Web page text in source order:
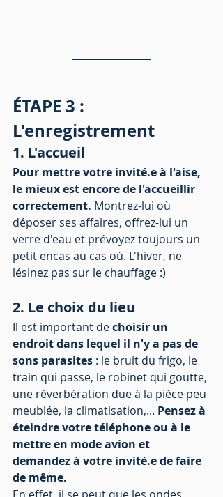
ÉTAPE 3 :
L'enregistrement
1. L'accueil
Pour mettre votre invité.e à l'aise,
le mieux est encore de l'accueillir
correctement. Montrez-lui où
déposer ses affaires, offrez-lui un
verre d'eau et prévoyez toujours un
petit encas au cas où. L'hiver, ne
lésinez pas sur le chauffage :)
2. Le choix du lieu
Il est important de choisir un
endroit dans lequel il n'y a pas de
sons parasites : le bruit du frigo, le
train qui passe, le robinet qui goutte,
une réverbération due à la pièce peu
meublée, la climatisation,... Pensez à
éteindre votre téléphone ou à le
mettre en mode avion et
demandez à votre invité.e de faire
de même.